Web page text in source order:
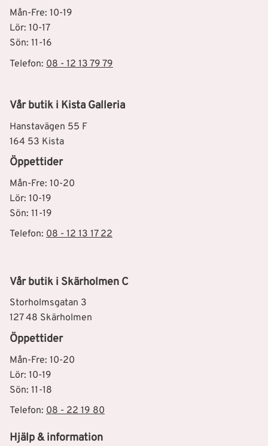
Mån-Fre: 10-19
Lör: 10-17
Sön: 11-16
Telefon: 08 - 12 13 79 79
Vår butik i Kista Galleria
Hanstavägen 55 F
164 53 Kista
Öppettider
Mån-Fre: 10-20
Lör: 10-19
Sön: 11-19
Telefon: 08 - 12 13 17 22
Vår butik i Skärholmen C
Storholmsgatan 3
127 48 Skärholmen
Öppettider
Mån-Fre: 10-20
Lör: 10-19
Sön: 11-18
Telefon: 08 - 22 19 80
Hjälp & information